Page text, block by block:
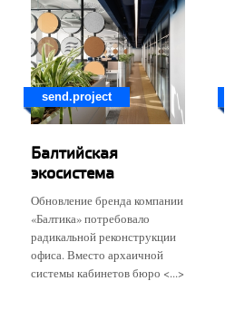
send.project
Балтийская
экосистема
Обновление бренда компании
«Балтика» потребовало
радикальной реконструкции
офиса. Вместо архаичной
системы кабинетов бюро <...>